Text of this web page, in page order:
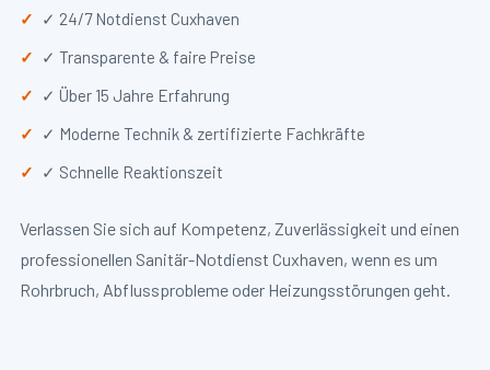
✓ 24/7 Notdienst Cuxhaven
✓ Transparente & faire Preise
✓ Über 15 Jahre Erfahrung
✓ Moderne Technik & zertifizierte Fachkräfte
✓ Schnelle Reaktionszeit
Verlassen Sie sich auf Kompetenz, Zuverlässigkeit und einen
professionellen Sanitär-Notdienst Cuxhaven, wenn es um
Rohrbruch, Abflussprobleme oder Heizungsstörungen geht.